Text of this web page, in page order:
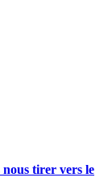
nous tirer vers le